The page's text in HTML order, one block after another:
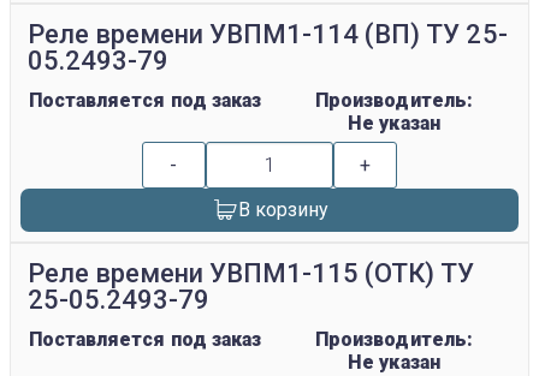
Реле времени УВПМ1-114 (ВП) ТУ 25-
05.2493-79
Поставляется под заказ
Производитель:
Не указан
-
+
В корзину
Реле времени УВПМ1-115 (ОТК) ТУ
25-05.2493-79
Поставляется под заказ
Производитель:
Не указан